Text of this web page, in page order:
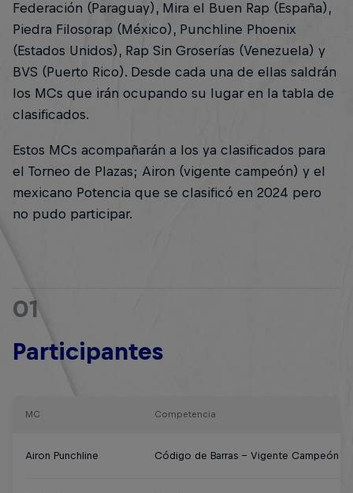
Federación (Paraguay), Mira el Buen Rap (España),
Piedra Filosorap (México), Punchline Phoenix
(Estados Unidos), Rap Sin Groserías (Venezuela) y
BVS (Puerto Rico). Desde cada una de ellas saldrán
los MCs que irán ocupando su lugar en la tabla de
clasificados.
Estos MCs acompañarán a los ya clasificados para
el Torneo de Plazas; Airon (vigente campeón) y el
mexicano Potencia que se clasificó en 2024 pero
no pudo participar.
01
Participantes
MC Competencia
Airon Punchline Código de Barras - Vigente Campeón